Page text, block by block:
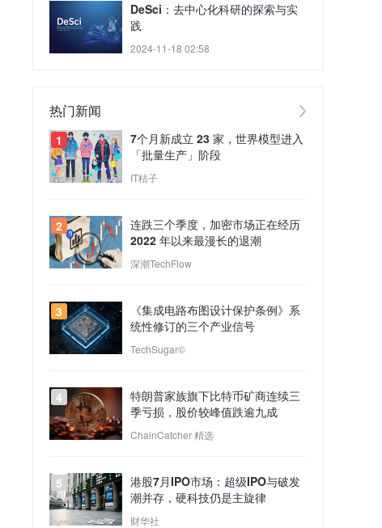
DeSci：去中心化科研的探索与实
践
2024-11-18 02:58
热门新闻
1
7个月新成立 23 家，世界模型进入
「批量生产」阶段
IT桔子
2
连跌三个季度，加密市场正在经历
2022 年以来最漫长的退潮
深潮TechFlow
3
《集成电路布图设计保护条例》系
统性修订的三个产业信号
TechSugar©
4
特朗普家族旗下比特币矿商连续三
季亏损，股价较峰值跌逾九成
ChainCatcher 精选
5
港股7月IPO市场：超级IPO与破发
潮并存，硬科技仍是主旋律
财华社